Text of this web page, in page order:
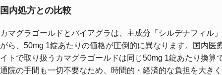
国内処方との比較
カマグラゴールドとバイアグラは、主成分「シルデナフィル
がら、50mg 1錠あたりの価格が圧倒的に異なります。国内
イトで取り扱うカマグラゴールドは同じ50mg 1錠あたり換
通院の手間も一切不要なため、時間的・経済的な負担を大き